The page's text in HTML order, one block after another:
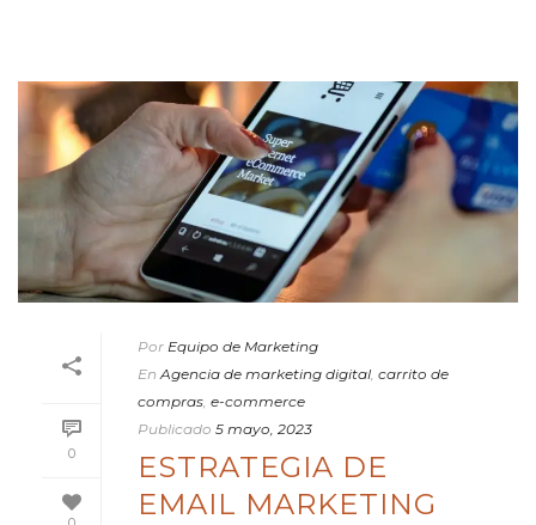
0
Por Equipo de Marketing
En Agencia de marketing digital carrito de
compras e-commerce
Publicado 5 mayo, 2023
ESTRATEGIA DE
EMAIL MARKETING